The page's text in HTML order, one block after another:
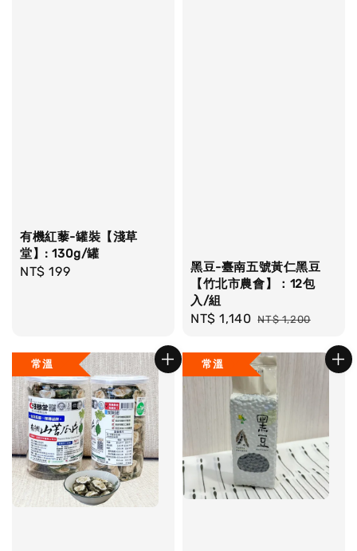
有機紅藜-罐裝【淺草
堂】: 130g/罐
Regular
NT$ 199
黑豆-臺南五號黃仁黑豆
【竹北市農會】：12包
入/組
Sale
NT$ 1,140 Regular
NT$ 1,200
常溫 常溫